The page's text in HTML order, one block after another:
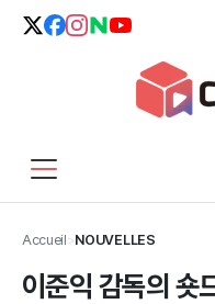
Accueil >NOUVELLES
이준익 감독의 숏